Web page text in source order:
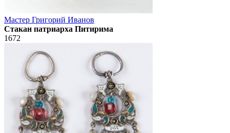
Мастер Григорий Иванов
Стакан патриарха Питирима
1672